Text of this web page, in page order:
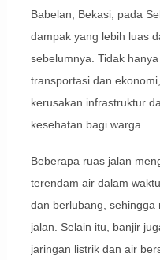
Babelan, Bekasi, pada
dampak yang lebih luas
sebelumnya. Tidak
transportasi dan
kerusakan infrastruktur
kesehatan bagi warga.
Beberapa ruas jalan
terendam air dalam
dan berlubang, sehingga
jalan. Selain itu, banjir
jaringan listrik dan air